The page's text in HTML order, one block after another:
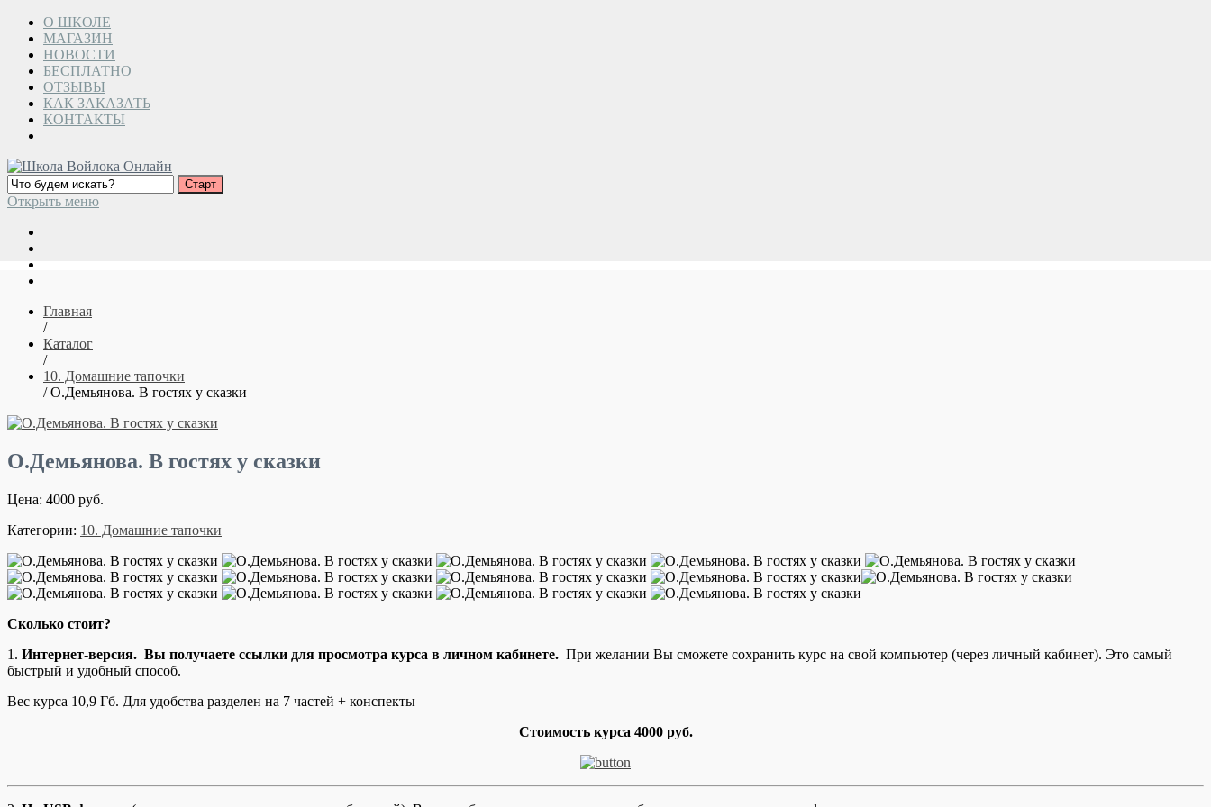
О ШКОЛЕ
МАГАЗИН
НОВОСТИ
БЕСПЛАТНО
ОТЗЫВЫ
КАК ЗАКАЗАТЬ
КОНТАКТЫ
Открыть меню
Главная
/
Каталог
/
10. Домашние тапочки
/ О.Демьянова. В гостях у сказки
О.Демьянова. В гостях у сказки
Цена: 4000 руб.
Категории: 10. Домашние тапочки
Сколько стоит?
1. Интернет-версия. Вы получаете ссылки для просмотра курса в личном кабинете. При желании Вы сможете сохранить курс на свой компьютер (через личный кабинет). Это самый
быстрый и удобный способ.
Вес курса 10,9 Гб. Для удобства разделен на 7 частей + конспекты
Стоимость курса 4000 руб.